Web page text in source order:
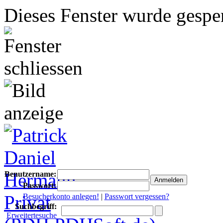
Dieses Fenster wurde
Benutzername:
Passwort:
Besucherkonto anlegen! | Passwort vergessen?
Suchbegriff:
Erweitertesuche